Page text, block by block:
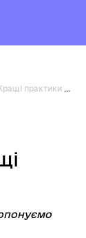
практики ЦНАП